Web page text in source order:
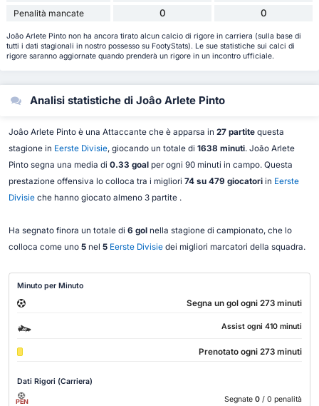
Penalità mancate 0 0
Joâo Arlete Pinto non ha ancora tirato alcun calcio di rigore in carriera (sulla base di
tutti i dati stagionali in nostro possesso su FootyStats). Le sue statistiche sui calci di
rigore saranno aggiornate quando prenderà un rigore in un incontro ufficiale.
Analisi statistiche di Joâo Arlete Pinto
Joâo Arlete Pinto è una Attaccante che è apparsa in 27 partitequesta
stagione in Eerste Divisie, giocando un totale di 1638 minuti. Joâo Arlete
Pinto segna una media di 0.33 goalper ogni 90 minuti in campo. Questa
prestazione offensiva lo colloca tra i migliori 74 su 479 giocatoriin Eerste
Divisieche hanno giocato almeno 3 partite .
Ha segnato finora un totale di 6 golnella stagione di campionato, che lo
colloca come uno 5nel 5 Eerste Divisiedei migliori marcatori della squadra.
Minuto per Minuto
Segna un gol ogni 273 minuti
Assist ogni 410 minuti
Prenotato ogni 273 minuti
Dati Rigori (Carriera)
PEN Segnate 0 / 0 penalità